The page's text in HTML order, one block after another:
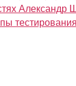
Александр